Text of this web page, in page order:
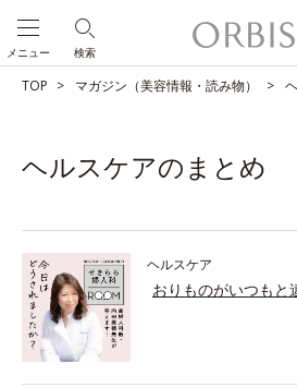
検索
メニュー
TOP マガジン（美容情報・読み物）
ヘルスケアのまとめ
ヘルスケア
おりものがいつもと